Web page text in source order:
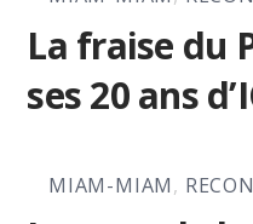
La fraise du
ses 20 ans
MIAM-MIAM,